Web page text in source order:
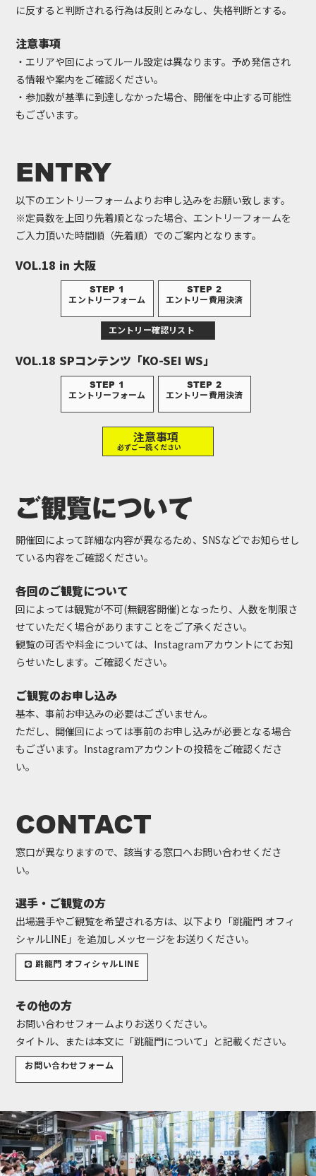
に反すると判断される行為は反則とみなし、失格判断とする。
注意事項
・エリアや回によってルール設定は異なります。予め発信され
る情報や案内をご確認ください。
・参加数が基準に到達しなかった場合、開催を中止する可能性
もございます。
ENTRY
以下のエントリーフォームよりお申し込みをお願い致します。
※定員数を上回り先着順となった場合、エントリーフォームを
ご入力頂いた時間順（先着順）でのご案内となります。
VOL.18 in 大阪
STEP 1
エントリーフォーム
STEP 2
エントリー費用決済
エントリー確認リスト
VOL.18 SPコンテンツ「KO-SEI WS」
STEP 1
エントリーフォーム
STEP 2
エントリー費用決済
注意事項
必ずご一読ください
■エントリー「直後」
Googleフォームの［自動送信メール］が届きますので、必ずご確認くださ
■後日、当日に関するご案内などについて
当日に関するご案内は、スキルハック イベント専用窓口 event@skill-
メールを受信できる設定にしてお待ちください。
エントリーキャンセルについて
出場をキャンセルされる場合、跳龍門 オフィシャルLINEへ「必ず」お問い
合わせください。
ては扱いません。
エントリー費用の決済がない場合も、自動でエントリーキャンセルとはみ
■何らかの理由によって開催当日にエントリー費用を支払う予定の選手
合、エントリー費(当日料金)を「全額」頂戴いたしますことをご了承くだ
引率者について
1名まで「引率」の方の同伴が可能です。また引率される方は「大学生以上
の方」に限定致します。
る内容をご確認ください。
ご観覧について
開催回によって詳細な内容が異なるため、SNSなどでお知らせし
ている内容をご確認ください。
各回のご観覧について
回によっては観覧が不可(無観客開催)となったり、人数を制限さ
せていただく場合がありますことをご了承ください。
観覧の可否や料金については、Instagramアカウントにてお知
らせいたします。ご確認ください。
ご観覧のお申し込み
基本、事前お申込みの必要はございません。
ただし、開催回によっては事前のお申し込みが必要となる場合
もございます。Instagramアカウントの投稿をご確認くださ
い。
CONTACT
窓口が異なりますので、該当する窓口へお問い合わせくださ
い。
選手・ご観覧の方
出場選手やご観覧を希望される方は、以下より「跳龍門 オフィ
シャルLINE」を追加しメッセージをお送りください。
跳龍門 オフィシャルLINE
その他の方
お問い合わせフォームよりお送りください。
タイトル、または本文に「跳龍門について」と記載ください。
お問い合わせフォーム